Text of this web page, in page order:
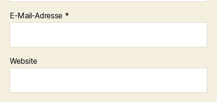
E-Mail-Adresse *
Website